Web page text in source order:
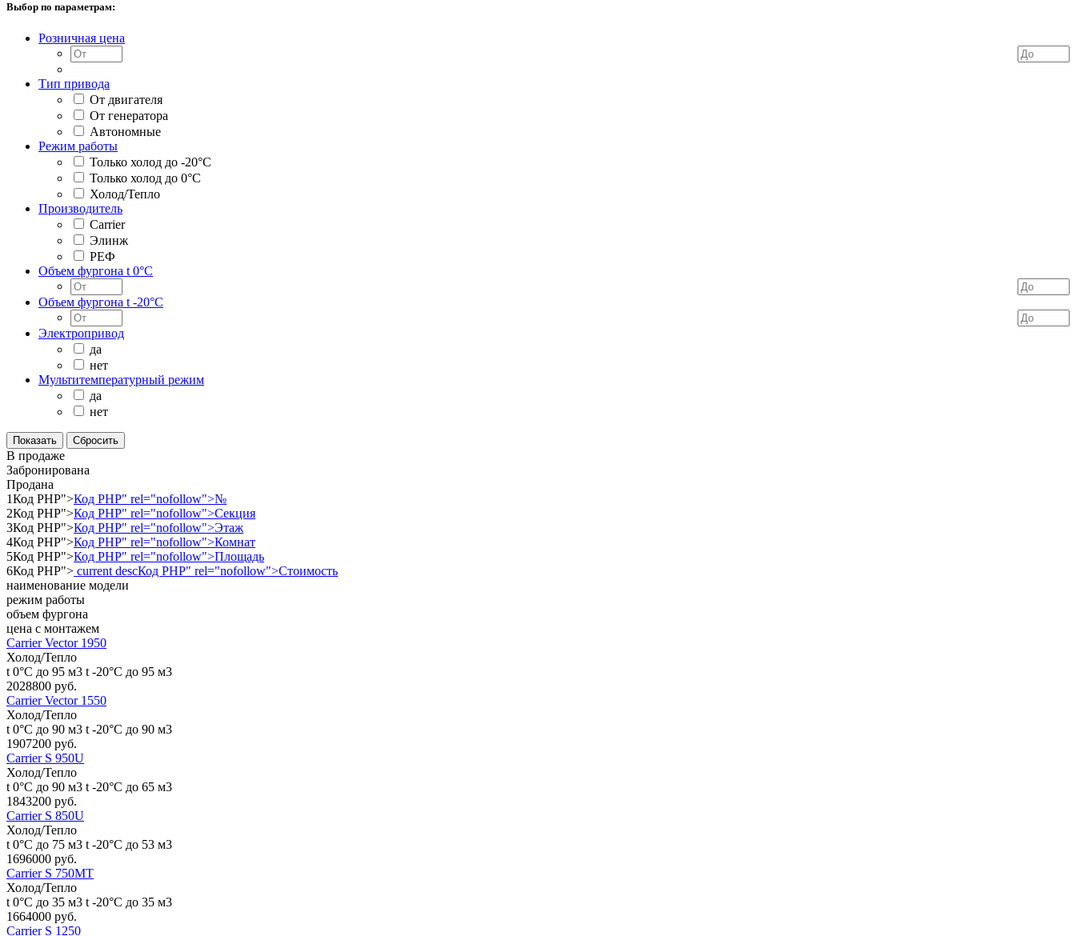
Выбор по параметрам:
Розничная цена
Тип привода
От двигателя
От генератора
Автономные
Режим работы
Только холод до -20°С
Только холод до 0°С
Холод/Тепло
Производитель
Carrier
Элинж
РЕФ
Объем фургона t 0°С
Объем фургона t -20°С
Электропривод
да
нет
Мультитемпературный режим
да
нет
В продаже
Забронирована
Продана
1Код PHP">Код PHP" rel="nofollow">№
2Код PHP">Код PHP" rel="nofollow">Секция
3Код PHP">Код PHP" rel="nofollow">Этаж
4Код PHP">Код PHP" rel="nofollow">Комнат
5Код PHP">Код PHP" rel="nofollow">Площадь
6Код PHP"> current descКод PHP" rel="nofollow">Стоимость
наименование модели
режим работы
объем фургона
цена с монтажем
Carrier Vector 1950
Холод/Тепло
t 0°С до 95 м3 t -20°С до 95 м3
2028800 руб.
Carrier Vector 1550
Холод/Тепло
t 0°С до 90 м3 t -20°С до 90 м3
1907200 руб.
Carrier S 950U
Холод/Тепло
t 0°С до 90 м3 t -20°С до 65 м3
1843200 руб.
Carrier S 850U
Холод/Тепло
t 0°С до 75 м3 t -20°С до 53 м3
1696000 руб.
Carrier S 750MT
Холод/Тепло
t 0°С до 35 м3 t -20°С до 35 м3
1664000 руб.
Carrier S 1250